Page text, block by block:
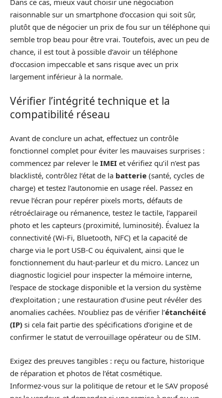
Dans ce cas, mieux vaut choisir une négociation
raisonnable sur un smartphone d’occasion qui soit sûr,
plutôt que de négocier un prix de fou sur un téléphone qui
semble trop beau pour être vrai. Toutefois, avec un peu de
chance, il est tout à possible d’avoir un téléphone
d’occasion impeccable et sans risque avec un prix
largement inférieur à la normale.
Vérifier l’intégrité technique et la
compatibilité réseau
Avant de conclure un achat, effectuez un contrôle
fonctionnel complet pour éviter les mauvaises surprises :
commencez par relever le IMEI et vérifiez qu’il n’est pas
blacklisté, contrôlez l’état de la batterie (santé, cycles de
charge) et testez l’autonomie en usage réel. Passez en
revue l’écran pour repérer pixels morts, défauts de
rétroéclairage ou rémanence, testez le tactile, l’appareil
photo et les capteurs (proximité, luminosité). Évaluez la
connectivité (Wi‑Fi, Bluetooth, NFC) et la capacité de
charge via le port USB‑C ou équivalent, ainsi que le
fonctionnement du haut‑parleur et du micro. Lancez un
diagnostic logiciel pour inspecter la mémoire interne,
l’espace de stockage disponible et la version du système
d’exploitation ; une restauration d’usine peut révéler des
anomalies cachées. N’oubliez pas de vérifier l’étanchéité
(IP) si cela fait partie des spécifications d’origine et de
confirmer le statut de verrouillage opérateur ou de SIM.
Exigez des preuves tangibles : reçu ou facture, historique
de réparation et photos de l’état cosmétique.
Informez‑vous sur la politique de retour et le SAV proposé